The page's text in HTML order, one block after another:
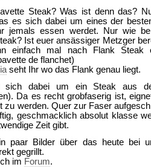
Steak? Was ist denn das?
es sich dabei um eines der
jemals essen werdet. Nur wie
Ist euer ansässiger Metzger
einfach mal nach Flank Steak
de flanchet)
seht Ihr wo das Flank genau liegt.
sich dabei um ein Steak aus
Da es recht grobfaserig ist,
zu werden. Quer zur Faser
geschmacklich absolut klasse
Zeit gibt.
paar Bilder über das heute bei
gegrillt.
im Forum.